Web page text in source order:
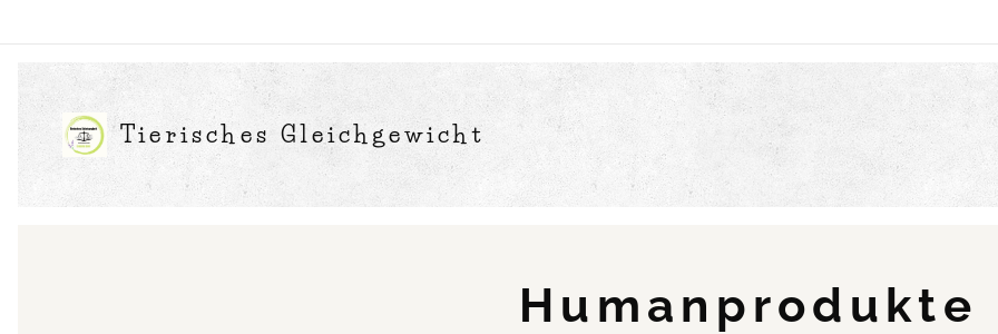
Tierisches Gleichgewicht
Humanprodukte